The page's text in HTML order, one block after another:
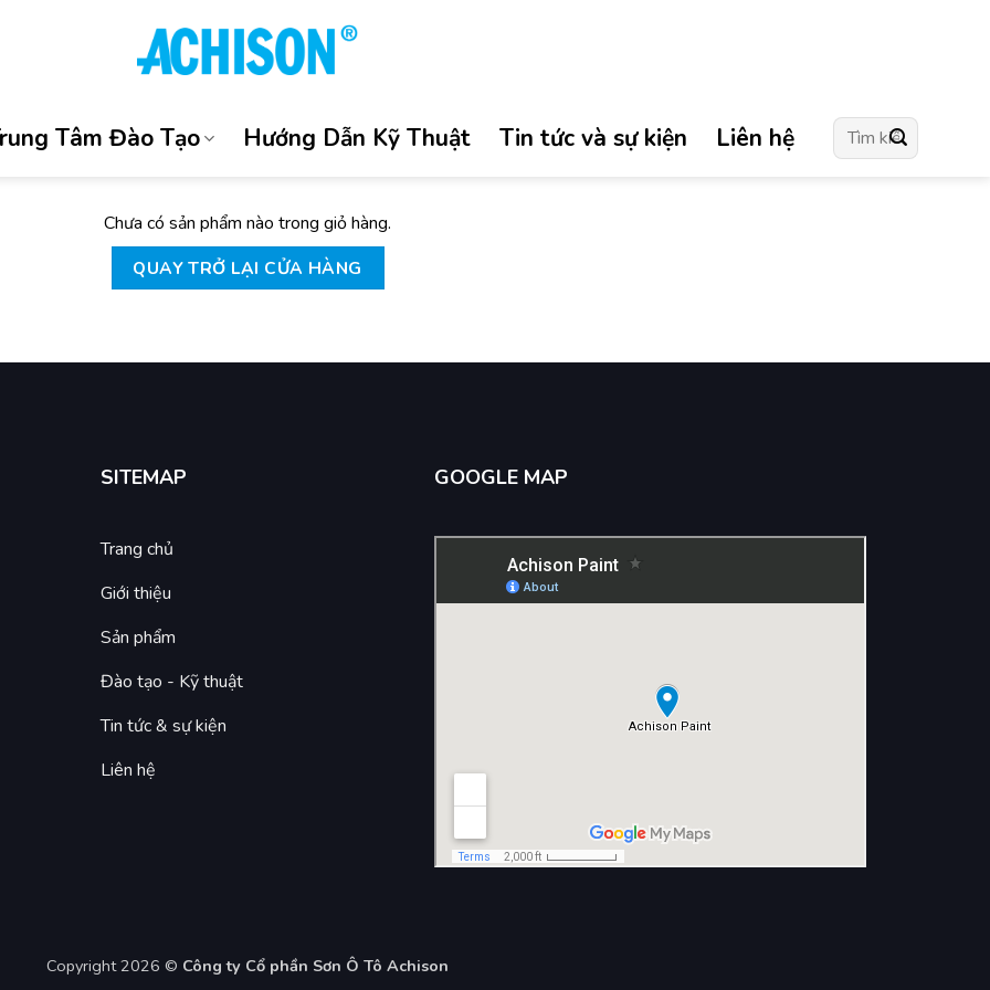
Tâm Đào Tạo Hướng Dẫn Kỹ Thuật Tin tức và sự kiện Liên hệ
Tìm
kiếm:
Chưa có sản phẩm nào trong giỏ hàng.
QUAY TRỞ LẠI CỬA HÀNG
SITEMAP
Trang chủ
Giới thiệu
Sản phẩm
Đào tạo - Kỹ thuật
Tin tức & sự kiện
Liên hệ
GOOGLE MAP
Copyright 2026 © Công ty Cổ phần Sơn Ô Tô Achison